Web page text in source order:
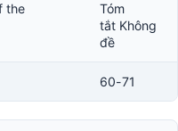
the
Tóm
tắt Không
đề
60-71